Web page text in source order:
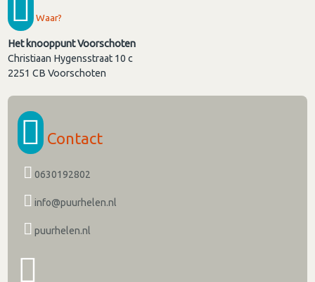
Waar?
Het knooppunt Voorschoten
Christiaan Hygensstraat 10 c
2251 CB Voorschoten
Contact
0630192802
info@puurhelen.nl
puurhelen.nl